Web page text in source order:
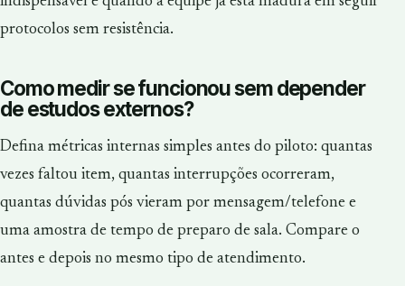
protocolos sem resistência.
Como medir se funcionou sem depender
de estudos externos?
Defina métricas internas simples antes do piloto: quantas
vezes faltou item, quantas interrupções ocorreram,
quantas dúvidas pós vieram por mensagem/telefone e
uma amostra de tempo de preparo de sala. Compare o
antes e depois no mesmo tipo de atendimento.